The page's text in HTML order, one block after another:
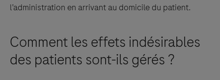
l’administration en arrivant au domicile du patient.
Comment les effets indésirables
des patients sont-ils gérés ?